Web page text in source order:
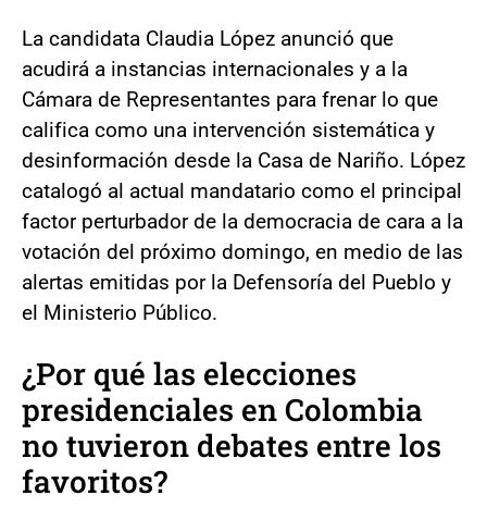
La candidata Claudia López anunció que
acudirá a instancias internacionales y a la
Cámara de Representantes para frenar lo que
califica como una intervención sistemática y
desinformación desde la Casa de Nariño. López
catalogó al actual mandatario como el principal
factor perturbador de la democracia de cara a la
votación del próximo domingo, en medio de las
alertas emitidas por la Defensoría del Pueblo y
el Ministerio Público.
¿Por qué las elecciones
presidenciales en Colombia
no tuvieron debates entre los
favoritos?